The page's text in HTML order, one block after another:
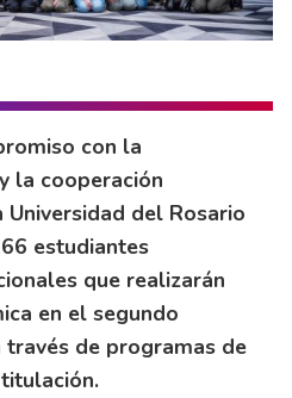
con la
la cooperación
del Rosario
estudiantes
que realizarán
en el segundo
de programas de